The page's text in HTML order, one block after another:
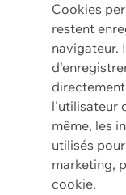
Cookies
restent
navigateur.
l'utilisateur
même, les
utilisés
marketing,
cookie.